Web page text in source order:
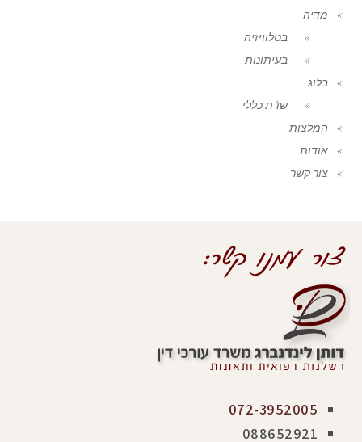
מדיה
בטלוויזיה
בעיתונות
בלוג
שו"ת כללי
המלצות
אודות
צור קשר
072-3952005
088652921